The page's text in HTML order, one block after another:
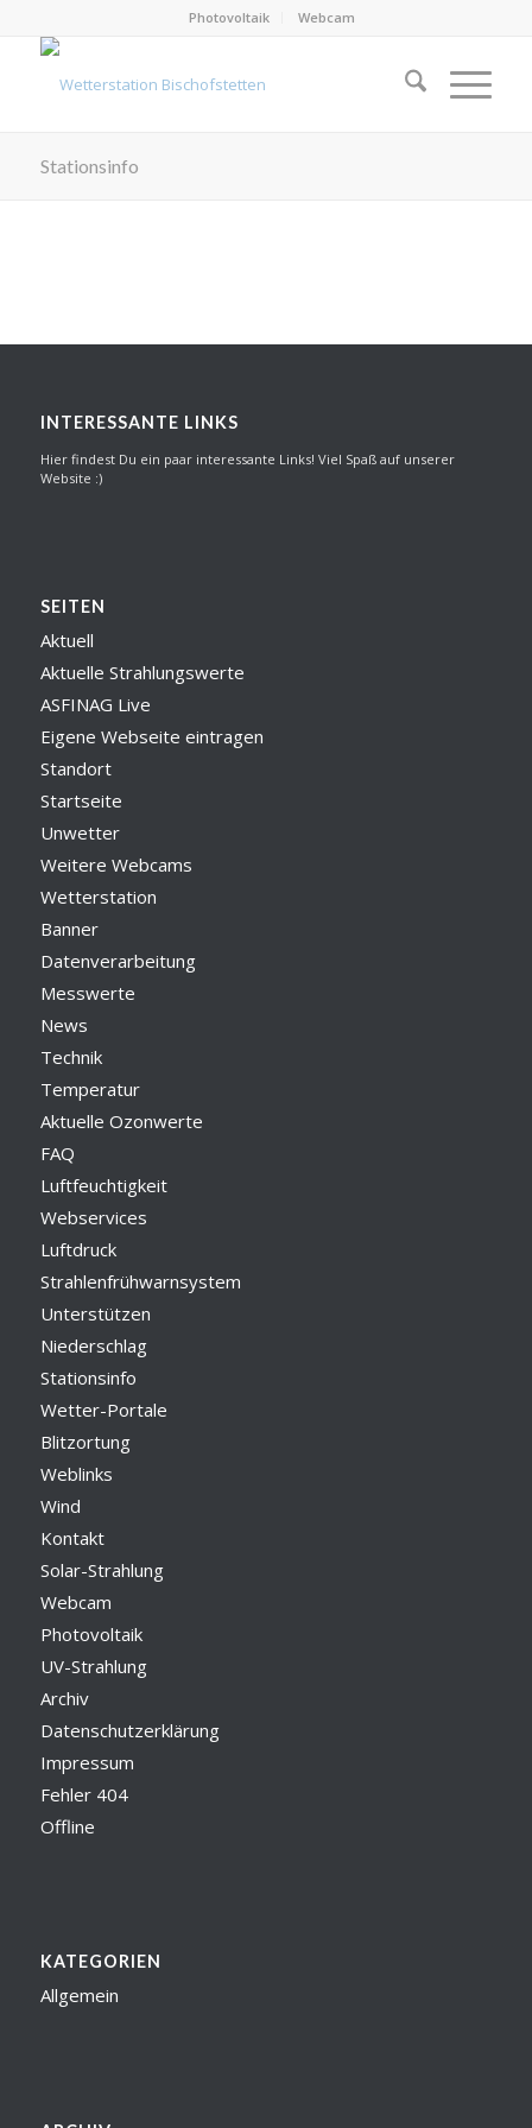
Photovoltaik Webcam
Stationsinfo
INTERESSANTE LINKS
Hier findest Du ein paar interessante Links! Viel Spaß auf unserer
Website :)
SEITEN
Aktuell
Aktuelle Strahlungswerte
ASFINAG Live
Eigene Webseite eintragen
Standort
Startseite
Unwetter
Weitere Webcams
Wetterstation
Banner
Datenverarbeitung
Messwerte
News
Technik
Temperatur
Aktuelle Ozonwerte
FAQ
Luftfeuchtigkeit
Webservices
Luftdruck
Strahlenfrühwarnsystem
Unterstützen
Niederschlag
Stationsinfo
Wetter-Portale
Blitzortung
Weblinks
Wind
Kontakt
Solar-Strahlung
Webcam
Photovoltaik
UV-Strahlung
Archiv
Datenschutzerklärung
Impressum
Fehler 404
Offline
KATEGORIEN
Allgemein